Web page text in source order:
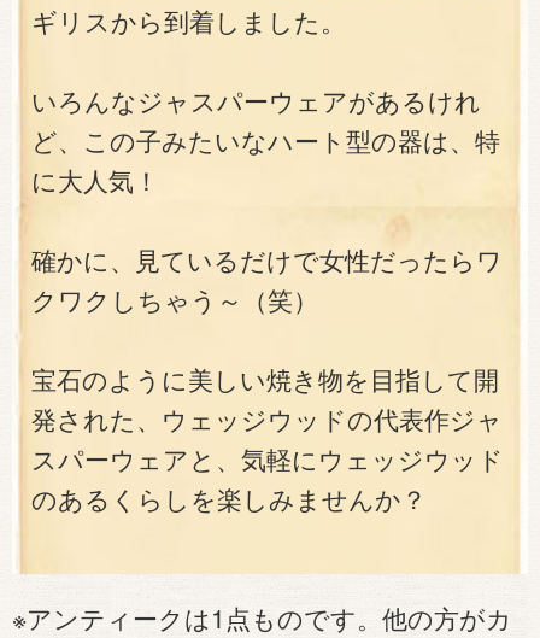
ギリスから到着しました。
いろんなジャスパーウェアがあるけれ
ど、この子みたいなハート型の器は、特
に大人気！
確かに、見ているだけで女性だったらワ
クワクしちゃう～（笑）
宝石のように美しい焼き物を目指して開
発された、ウェッジウッドの代表作ジャ
スパーウェアと、気軽にウェッジウッド
のあるくらしを楽しみませんか？
※アンティークは1点ものです。他の方がカ